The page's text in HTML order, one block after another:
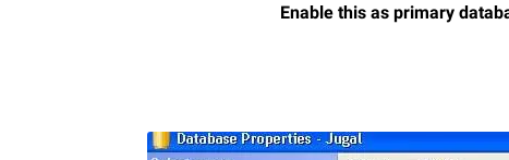
Enable this as primary